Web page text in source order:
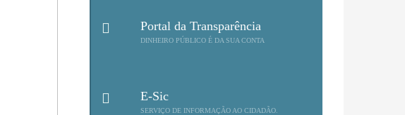
Portal da Transparência
DINHEIRO PÚBLICO É DA SUA CONTA
E-Sic
SERVIÇO DE INFORMAÇÃO AO CIDADÃO.